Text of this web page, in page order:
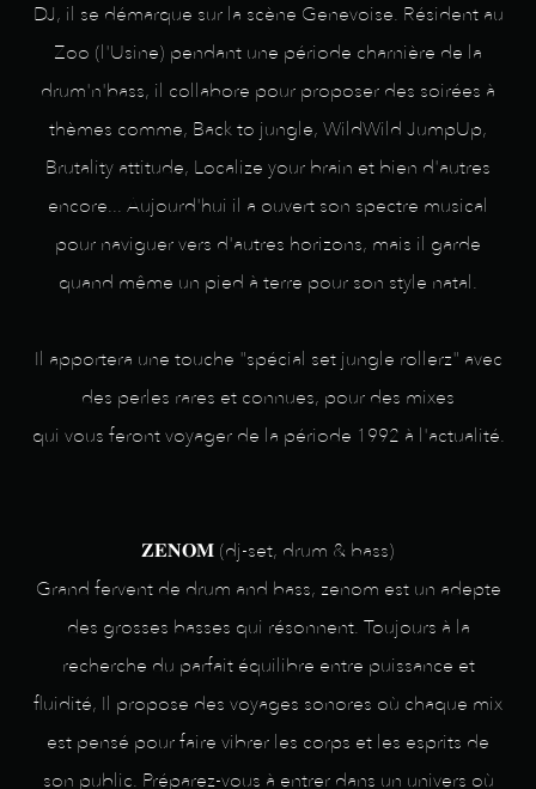
DJ, il se démarque sur la scène Genevoise. Résident au
Zoo (l'Usine) pendant une période charnière de la
drum'n'bass, il collabore pour proposer des soirées à
thèmes comme, Back to jungle, WildWild JumpUp,
Brutality attitude, Localize your brain et bien d'autres
encore... Aujourd'hui il a ouvert son spectre musical
pour naviguer vers d'autres horizons, mais il garde
quand même un pied à terre pour son style natal.
Il apportera une touche "spécial set jungle rollerz" avec
des perles rares et connues, pour des mixes
qui vous feront voyager de la période 1992 à l'actualité.
𝐙𝐄𝐍𝐎𝐌 (dj-set, drum & bass)
Grand fervent de drum and bass, zenom est un adepte
des grosses basses qui résonnent. Toujours à la
recherche du parfait équilibre entre puissance et
fluidité, Il propose des voyages sonores où chaque mix
est pensé pour faire vibrer les corps et les esprits de
son public. Préparez-vous à entrer dans un univers où